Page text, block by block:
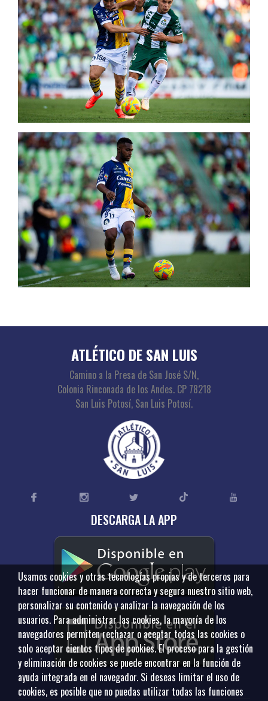
ATLÉTICO DE SAN LUIS
Camino a la Presa de San José S/N,
Colonia Rinconada de los Andes. CP 78218
San Luis Potosí, San Luis Potosí.
DESCARGA LA APP
Usamos cookies y otras tecnologías propias y de terceros para
hacer funcionar de manera correcta y segura nuestro sitio web,
personalizar su contenido y analizar la navegación de los
usuarios. Para administrar las cookies, la mayoría de los
navegadores permiten rechazar o aceptar todas las cookies o
solo aceptar ciertos tipos de cookies. El proceso para la gestión
y eliminación de cookies se puede encontrar en la función de
ayuda integrada en el navegador. Si deseas limitar el uso de
cookies, es posible que no puedas utilizar todas las funciones